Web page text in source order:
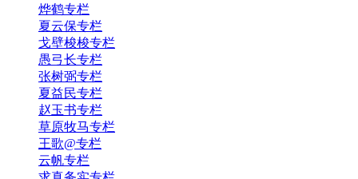
烨鹤专栏
夏云保专栏
戈壁梭梭专栏
愚弓长专栏
张树弼专栏
夏益民专栏
赵玉书专栏
草原牧马专栏
王歌@专栏
云帆专栏